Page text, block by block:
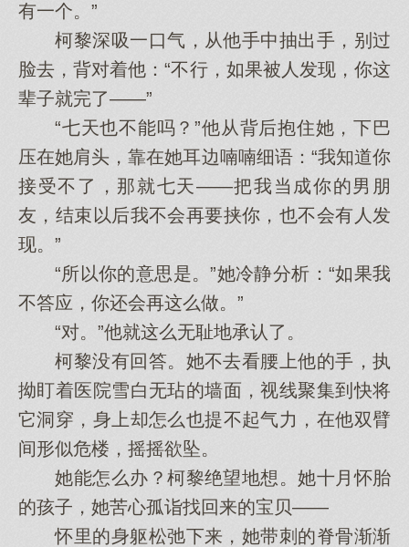
有一个。”
柯黎深吸一口气，从他手中抽出手，别过
脸去，背对着他：“不行，如果被人发现，你这
辈子就完了——”
“七天也不能吗？”他从背后抱住她，下巴
压在她肩头，靠在她耳边喃喃细语：“我知道你
接受不了，那就七天——把我当成你的男朋
友，结束以后我不会再要挟你，也不会有人发
现。”
“所以你的意思是。”她冷静分析：“如果我
不答应，你还会再这么做。”
“对。”他就这么无耻地承认了。
柯黎没有回答。她不去看腰上他的手，执
拗盯着医院雪白无玷的墙面，视线聚集到快将
它洞穿，身上却怎么也提不起气力，在他双臂
间形似危楼，摇摇欲坠。
她能怎么办？柯黎绝望地想。她十月怀胎
的孩子，她苦心孤诣找回来的宝贝——
怀里的身躯松弛下来，她带刺的脊骨渐渐